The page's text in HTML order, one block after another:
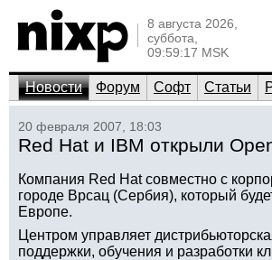
8 августа 2026,
суббота,
09:59:17 MSK
Новости Форум Софт Статьи
20 февраля 2007, 18:03
Red Hat и IBM открыли
Компания Red Hat совместно с
городе Врсац (Сербия), который
Европе.
Центром управляет
поддержки, обучения и разработки